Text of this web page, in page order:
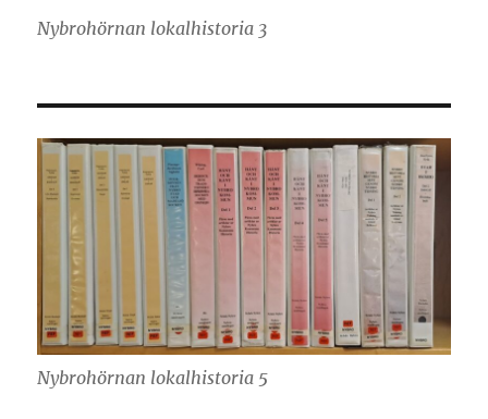
Nybrohörnan lokalhistoria 3
Nybrohörnan lokalhistoria 5